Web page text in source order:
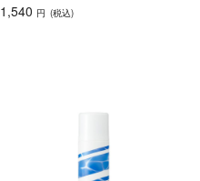
1,540 円 (税込)